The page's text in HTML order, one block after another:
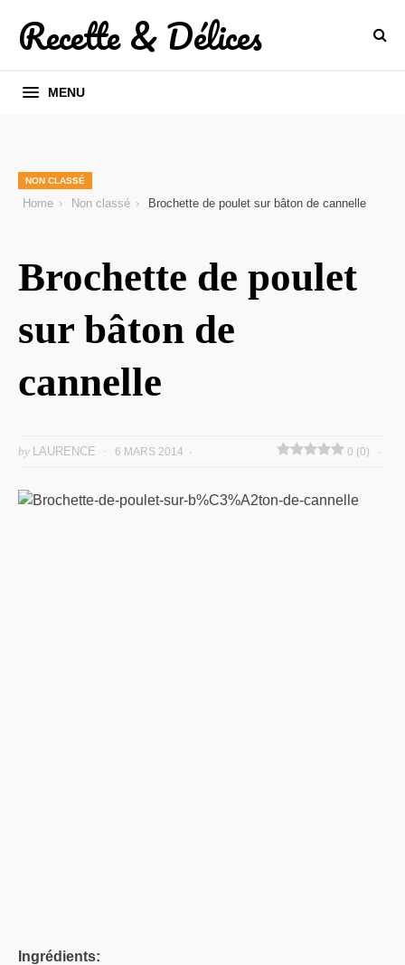
Recette & Délices
MENU
NON CLASSÉ
Home Non classé Brochette de poulet sur bâton de cannelle
Brochette de poulet
sur bâton de
cannelle
by LAURENCE 6 MARS 2014 0 (0)
Ingrédients: